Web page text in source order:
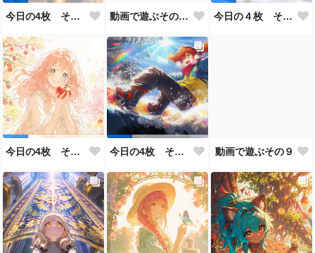
今日の4枚 その５６ 動画で遊ぶその１０ 今日の４枚 その５５
今日の4枚 その５４ 今日の4枚 その５３ 動画で遊ぶその９